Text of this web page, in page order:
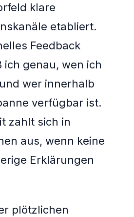
klare
etabliert.
Feedback
ich genau, wen ich
wer innerhalb
verfügbar ist.
zahlt sich in
aus, wenn keine
Erklärungen
plötzlichen